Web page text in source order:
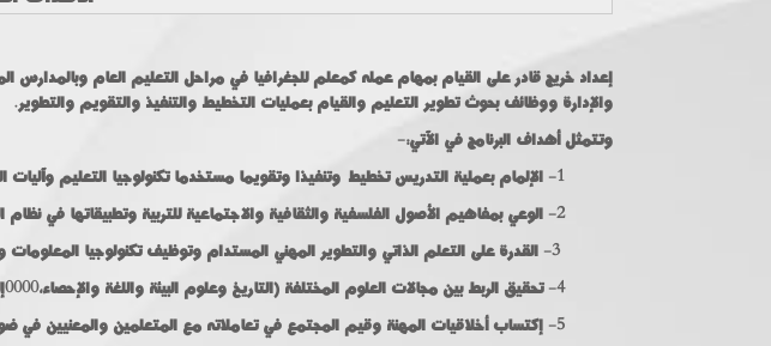
إعداد خريج قادر على القيام بمهام عمله كمعلم للجغرافيا في مراحل التعليم العام
والإدارة ووظائف بحوث تطوير التعليم والقيام بعمليات التخطيط والتنفيذ والتقويم والتطوير.
وتتمثل أهداف البرنامج في الآتي:-
1- الإلمام بعملية التدريس تخطيطاً وتنفيذا وتقويما مستخدما تكنولوجيا التعليم وآليات التقويم والإرشاد النفسي التي تناسب ذوي الاحتياجات الخاصة.
2- الوعي بمفاهيم الأصول الفلسفية والثقافية والاجتماعية للتربية وتطبيقاتها في نظام التعليم المصري
4- تحقيق الربط بين مجالات العلوم المختلفة (التاريخ وعلوم البيئة واللغة والإحصاء،0000إلخ) وفهم المستجدات ذات العلاقة بتخصصه.
5- إكتساب أخلاقيات المهنة وقيم المجتمع في تعاملاته مع المتعلمين والمعنيين في ضوء مقومات الهوية الثقافية للمجتمع.